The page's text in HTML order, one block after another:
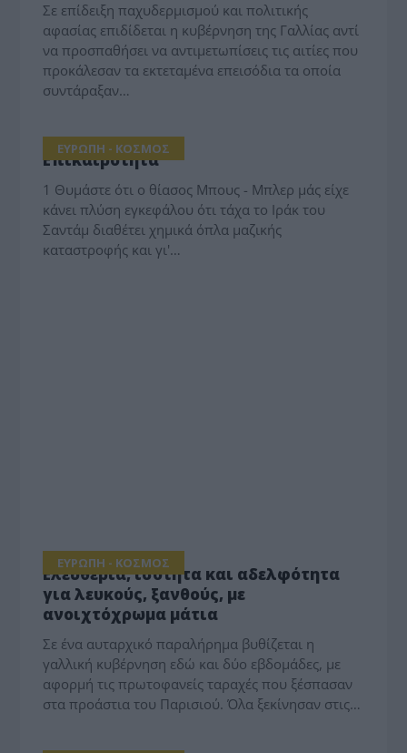
Σε επίδειξη παχυδερμισμού και πολιτικής
αφασίας επιδίδεται η κυβέρνηση της Γαλλίας αντί
να προσπαθήσει να αντιμετωπίσεις τις αιτίες που
προκάλεσαν τα εκτεταμένα επεισόδια τα οποία
συντάραξαν…
ΕΥΡΩΠΗ - ΚΟΣΜΟΣ
Επικαιρότητα
1 Θυμάστε ότι ο θίασος Μπους - Μπλερ μάς είχε
κάνει πλύση εγκεφάλου ότι τάχα το Ιράκ του
Σαντάμ διαθέτει χημικά όπλα μαζικής
καταστροφής και γι'…
ΕΥΡΩΠΗ - ΚΟΣΜΟΣ
Ελευθερία, ισότητα και αδελφότητα
για λευκούς, ξανθούς, με
ανοιχτόχρωμα μάτια
Σε ένα αυταρχικό παραλήρημα βυθίζεται η
γαλλική κυβέρνηση εδώ και δύο εβδομάδες, με
αφορμή τις πρωτοφανείς ταραχές που ξέσπασαν
στα προάστια του Παρισιού. Όλα ξεκίνησαν στις…